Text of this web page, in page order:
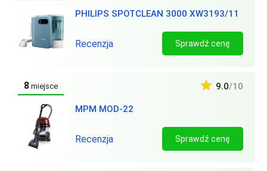
PHILIPS SPOTCLEAN 3000 XW3193/11
Recenzja Sprawdź cenę
8 miejsce
MPM MOD-22
9.0/10
Recenzja Sprawdź cenę